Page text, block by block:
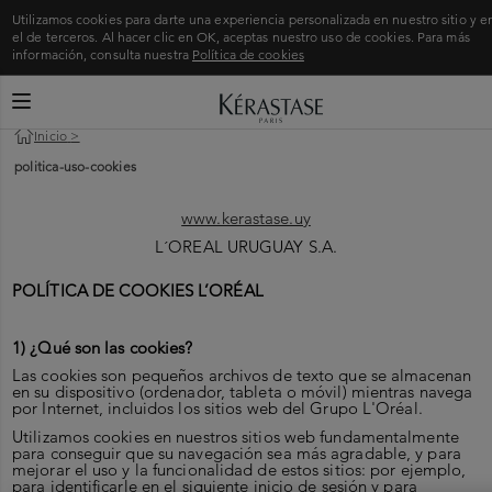
Utilizamos cookies para darte una experiencia personalizada en nuestro sitio y
el de terceros. Al hacer clic en OK, aceptas nuestro uso de cookies. Para más
información, consulta nuestra Política de cookies
CAMBIAR MODO DE NAVEGACIÓN
Inicio >
politica-uso-cookies
www.kerastase.uy
L´OREAL URUGUAY S.A.
POLÍTICA DE COOKIES L’ORÉAL
1) ¿Qué son las cookies?
Las cookies son pequeños archivos de texto que se almacenan
en su dispositivo (ordenador, tableta o móvil) mientras navega
por Internet, incluidos los sitios web del Grupo L'Oréal.
Utilizamos cookies en nuestros sitios web fundamentalmente
para conseguir que su navegación sea más agradable, y para
mejorar el uso y la funcionalidad de estos sitios: por ejemplo,
para identificarle en el siguiente inicio de sesión y para